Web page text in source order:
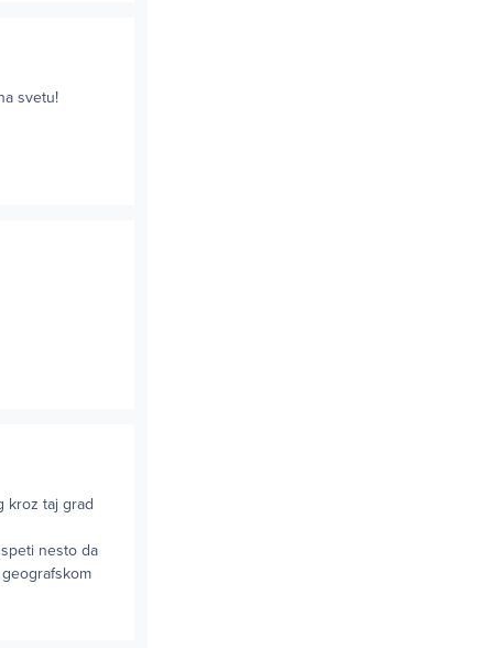
svetu!
kroz taj grad
nesto da